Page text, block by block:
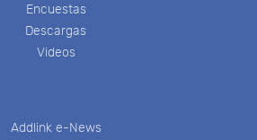
Encuestas
Descargas
Videos
Addlink e-News